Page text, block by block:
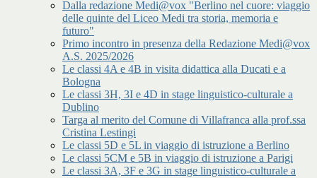
Dalla redazione Medi@vox "Berlino nel cuore: viaggio
delle quinte del Liceo Medi tra storia, memoria e
futuro"
Primo incontro in presenza della Redazione Medi@vox
A.S. 2025/2026
Le classi 4A e 4B in visita didattica alla Ducati e a
Bologna
Le classi 3H, 3I e 4D in stage linguistico-culturale a
Dublino
Targa al merito del Comune di Villafranca alla prof.ssa
Cristina Lestingi
Le classi 5D e 5L in viaggio di istruzione a Berlino
Le classi 5CM e 5B in viaggio di istruzione a Parigi
Le classi 3A, 3F e 3G in stage linguistico-culturale a